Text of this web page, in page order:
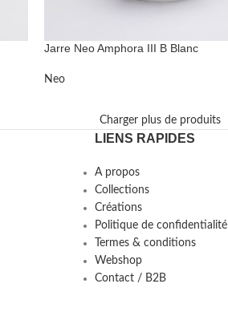
Jarre Neo Amphora III B Blanc
Neo
Charger plus de produits
LIENS RAPIDES
A propos
Collections
Créations
Politique de confidentialité
Termes & conditions
Webshop
Contact / B2B